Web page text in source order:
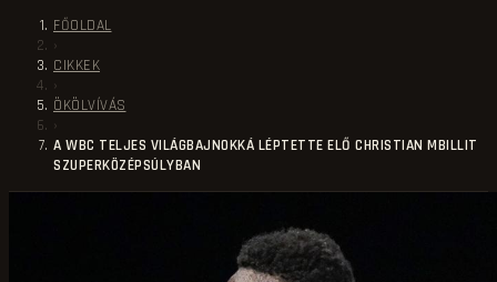
FŐOLDAL
›
CIKKEK
›
ÖKÖLVÍVÁS
›
A WBC TELJES VILÁGBAJNOKKÁ LÉPTETTE ELŐ CHRISTIAN MBILLIT
SZUPERKÖZÉPSÚLYBAN